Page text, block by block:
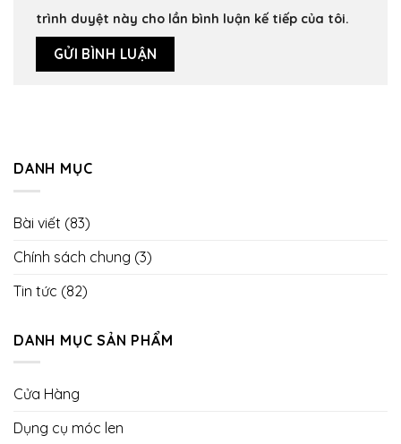
DANH MỤC
Bài viết (83)
Chính sách chung (3)
Tin tức (82)
DANH MỤC SẢN PHẨM
Cửa Hàng
Dụng cụ móc len
trình duyệt này cho lần bình luận kế tiếp của tôi.